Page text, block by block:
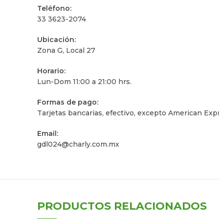
Teléfono:
33 3623-2074
Ubicación:
Zona G, Local 27
Horario:
Lun-Dom 11:00 a 21:00 hrs.
Formas de pago:
Tarjetas bancarias, efectivo, excepto American
Email:
gdl024@charly.com.mx
PRODUCTOS RELACIONADOS